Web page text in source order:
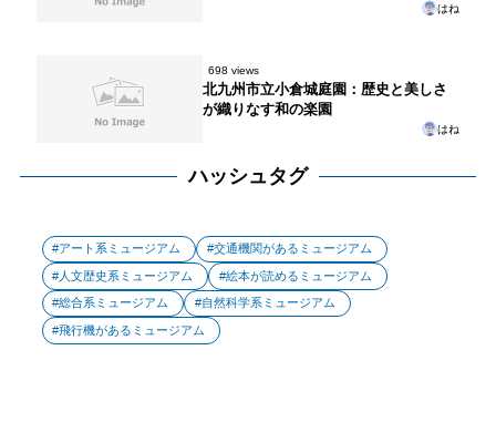
はね
698 views
北九州市立小倉城庭園：歴史と美しさ
が織りなす和の楽園
はね
ハッシュタグ
アート系ミュージアム 交通機関があるミュージアム
人文歴史系ミュージアム 絵本が読めるミュージアム
総合系ミュージアム 自然科学系ミュージアム
飛行機があるミュージアム